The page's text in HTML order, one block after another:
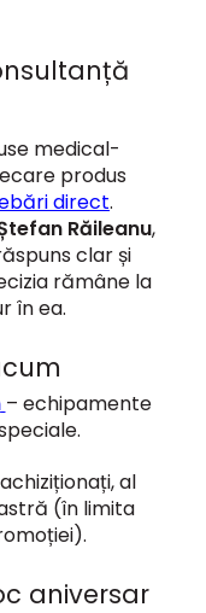
medical-
produs
direct.
Răileanu,
clar și
rămâne la
în ea.
– echipamente
al
(în limita
aniversar